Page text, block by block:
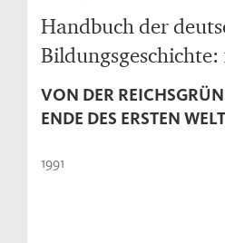
Handbuch der
Bildungsgeschichte:
VON DER
ENDE DES ERSTEN
1991